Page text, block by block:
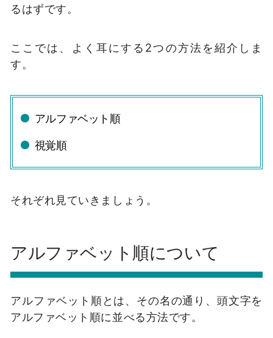
るはずです。
ここでは、よく耳にする2つの方法を紹介しま
す。
アルファベット順
視覚順
それぞれ見ていきましょう。
アルファベット順について
アルファベット順とは、その名の通り、頭文字を
アルファベット順に並べる方法です。